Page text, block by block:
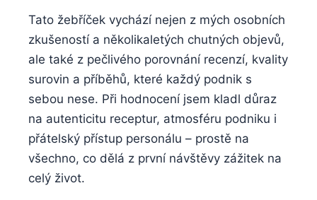
Tato žebříček⁤ vychází nejen ​z mých osobních
zkušeností a několikaletých chutných objevů,
ale ⁤také z ⁣pečlivého porovnání recenzí, kvality⁤
surovin a příběhů, ⁢které každý podnik s
sebou‌ nese. Při hodnocení ‌jsem ⁤kladl důraz
na autenticitu receptur, atmosféru podniku ⁤i
⁤přátelský přístup personálu – prostě na
⁣všechno,⁤ co dělá ⁢z první návštěvy zážitek ​na
celý ‌život.